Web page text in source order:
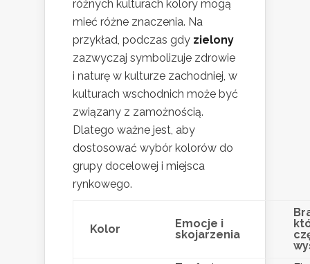
różnych kulturach kolory mogą
mieć różne znaczenia. Na
przykład, podczas gdy zielony
zazwyczaj symbolizuje zdrowie
i naturę w kulturze zachodniej, w
kulturach wschodnich może być
związany z zamożnością.
Dlatego ważne jest, aby
dostosować wybór kolorów do
grupy docelowej i miejsca
rynkowego.
Kolor
Emocje i
skojarzenia